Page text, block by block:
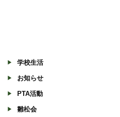
学校生活
お知らせ
PTA活動
雛松会